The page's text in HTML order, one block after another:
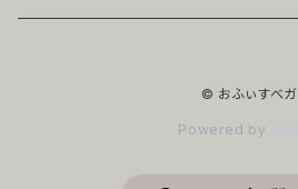
© おふぃすベガ
Powered by